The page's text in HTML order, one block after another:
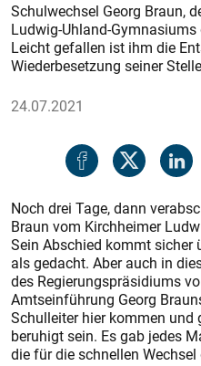
Schulwechsel Georg Braun,
Ludwig-Uhland-
Leicht gefallen ist ihm die
Wiederbesetzung seiner
24.07.2021
Noch drei Tage, dann
Braun vom Kirchheimer
Sein Abschied kommt sicher
als gedacht. Aber auch in
des Regierungspräsidiums
Amtseinführung Georg
Schulleiter hier kommen und
beruhigt sein. Es gab jedes
die für die schnellen Wechsel